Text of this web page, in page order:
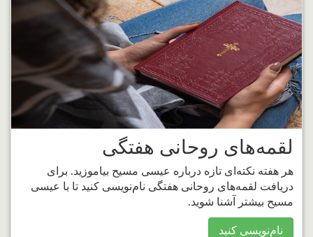
لقمه‌های روحانی هفتگی
هر هفته نکته‌ای تازه درباره عیسی مسیح بیاموزید. برای
دریافت لقمه‌های روحانی هفتگی نام‌نویسی کنید تا با عیسی
مسیح بیشتر آشنا شوید.
نام‌نویسی کنید